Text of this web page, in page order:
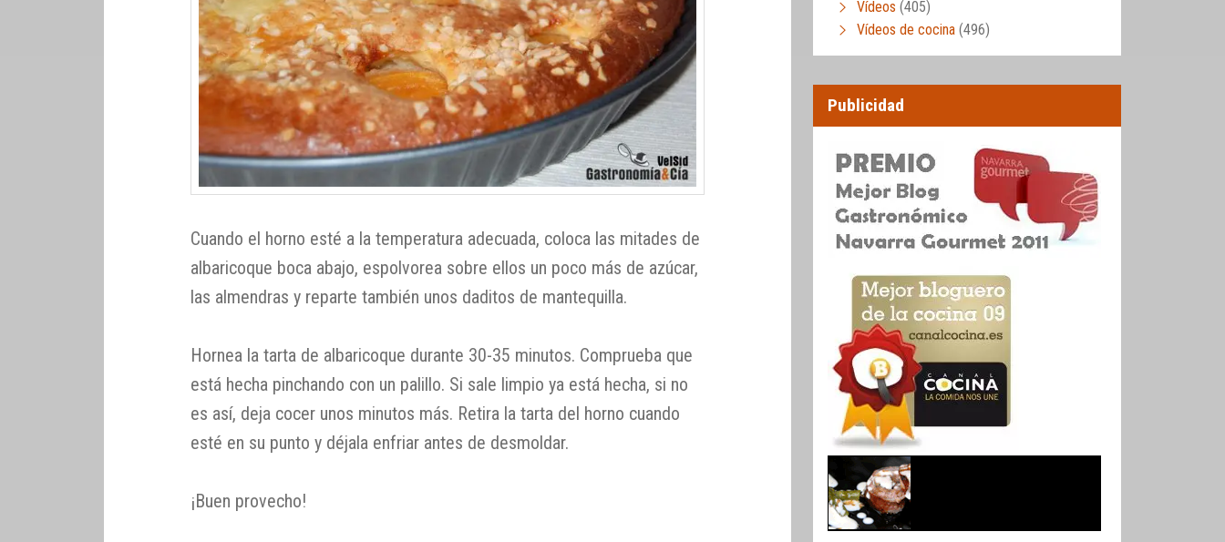
Cuando el horno esté a la temperatura adecuada, coloca las mitades de
albaricoque boca abajo, espolvorea sobre ellos un poco más de azúcar,
las almendras y reparte también unos daditos de mantequilla.
Hornea la tarta de albaricoque durante 30-35 minutos. Comprueba que
está hecha pinchando con un palillo. Si sale limpio ya está hecha, si no
es así, deja cocer unos minutos más. Retira la tarta del horno cuando
esté en su punto y déjala enfriar antes de desmoldar.
¡Buen provecho!
Vídeos (405)
Vídeos de cocina (496)
Publicidad